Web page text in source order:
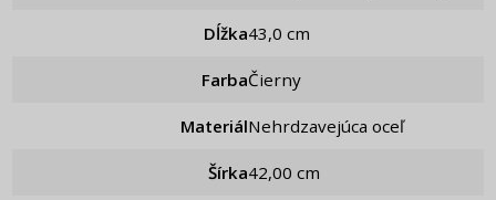
Dĺžka 43,0 cm
Farba Čierny
Materiál Nehrdzavejúca oceľ
Šírka 42,00 cm